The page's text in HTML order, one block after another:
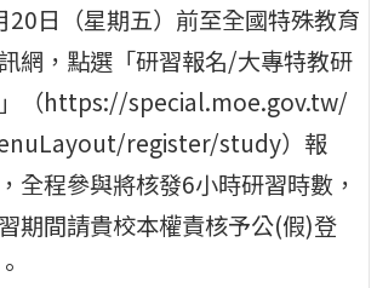
20日（星期五）前至全國特殊教育
網，點選「研習報名/大專特教研
（https://special.moe.gov.tw/
register/study）報
全程參與將核發6小時研習時數，
期間請貴校本權責核予公(假)登